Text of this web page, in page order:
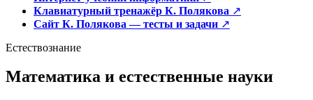
Клавиатурный тренажёр К. Полякова ↗
Сайт К. Полякова — тесты и задачи ↗
Естествознание
Математика и естественные науки